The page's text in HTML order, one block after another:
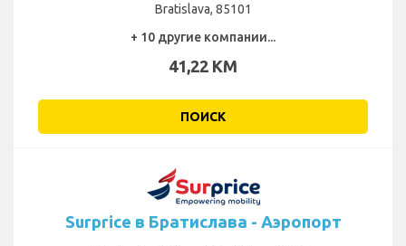
Bratislava, 85101
+ 10 другие компании...
41,22 KM
ПОИСК
Surprice в Братислава - Аэропорт